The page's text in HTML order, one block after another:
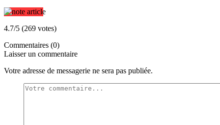
4.7/5 (269 votes)
Commentaires (0)
Laisser un commentaire
Votre adresse de messagerie ne sera pas publiée.